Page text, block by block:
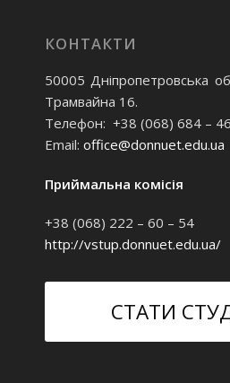
КОНТАКТИ
50005 Дніпропетровська
Трамвайна 16.
Телефон: +38 (068) 684 –
Email: office@donnuet.edu.ua
Приймальна комісія
+38 (068) 222 – 60 – 54
http://vstup.donnuet.edu.ua/
СТАТИ